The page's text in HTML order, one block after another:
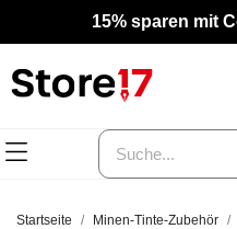
15% sparen mit
Startseite Minen-Tinte-Zubehör